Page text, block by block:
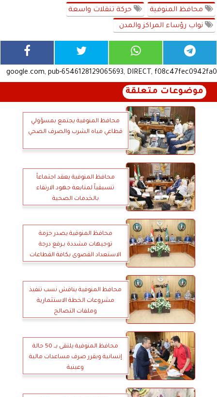
محافظ المنوفية حركة تنقلات واسعة
نواب رؤساء المراكز والمدن
google.com, pub-6546128129065693, DIRECT, f08c47fec0942fa0
موضوعات متعلقة
محافظ المنوفية يجتمع بمسؤولي
قطاعي مياه الشرب والصرف الصحي
محافظ المنوفية يعقد اجتماعاً
تنسيقياً لمتابعة جهود الارتقاء
بالخدمات الصحية
محافظ المنوفية يصدر حزمة
توجيهات مشددة بـرفع درجة
الاستعداد القصوى بكافة القطاعات
محافظ المنوفية يناقش نسب تنفيذ
مشروعات الخطة الاستثمارية
وملفات التصالح
محافظ المنوفية يلتقى بــ 50 حالة
إنسانية ويقرر صرف مساعدات مالية
وعينية